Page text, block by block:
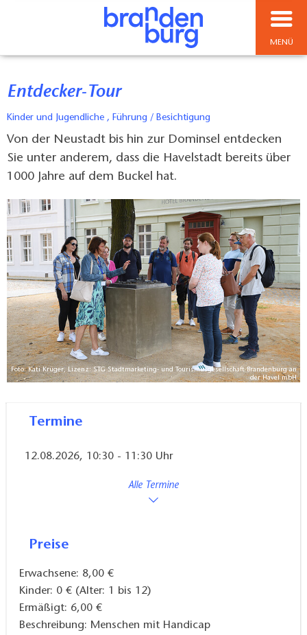
MENÜ
Entdecker-Tour
Kinder und Jugendliche , Führung / Besichtigung
Von der Neustadt bis hin zur Dominsel entdecken
Sie unter anderem, dass die Havelstadt bereits über
1000 Jahre auf dem Buckel hat.
Foto: Kati Krüger, Lizenz: STG Stadtmarketing- und Tourismusgesellschaft Brandenburg an
der Havel mbH
Termine
12.08.2026, 10:30 - 11:30 Uhr
Alle Termine
Preise
Erwachsene: 8,00 €
Kinder: 0 € (Alter: 1 bis 12)
Ermäßigt: 6,00 €
Beschreibung: Menschen mit Handicap